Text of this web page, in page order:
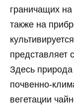
граничащих
также на
представляет
Здесь
почвенно-
вегетации